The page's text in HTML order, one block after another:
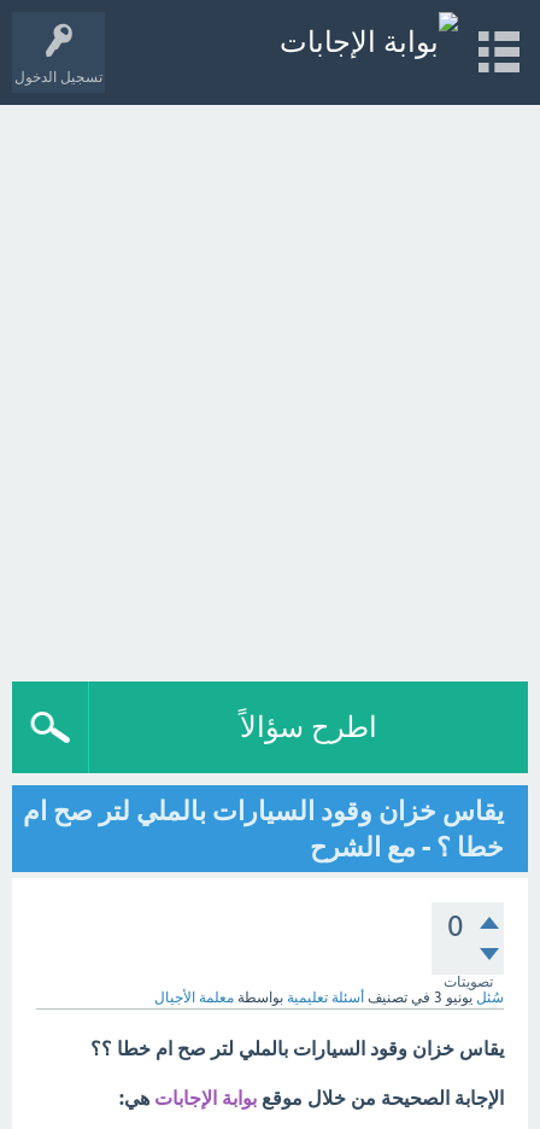
تسجيل الدخول
اطرح سؤالاً
يقاس خزان وقود السيارات بالملي لتر صح ام
خطا ؟ - مع الشرح
0
تصويتات
سُئل يونيو 3 في تصنيف أسئلة تعليمية بواسطة معلمة الأجيال
يقاس خزان وقود السيارات بالملي لتر صح ام خطا ؟؟
الإجابة الصحيحة من خلال موقع بوابة الإجابات هي: